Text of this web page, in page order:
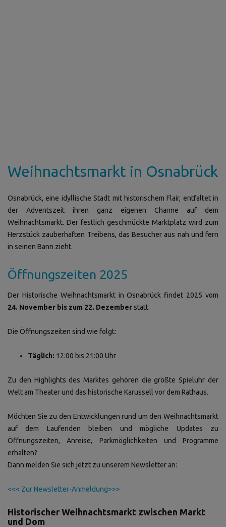
Weihnachtsmarkt in Osnabrück
Osnabrück, eine idyllische Stadt mit historischem Flair, entfaltet in
der Adventszeit ihren ganz eigenen Charme auf dem
Weihnachtsmarkt. Der festlich geschmückte Marktplatz wird zum
Herzstück zauberhaften Treibens, das Besucher aus nah und fern
in seinen Bann zieht.
Öffnungszeiten 2025
Der Historische Weihnachtsmarkt in Osnabrück findet 2025 vom
24. November bis zum 22. Dezember statt.
Die Öffnungszeiten sind wie folgt:
Täglich: 12:00 bis 21:00 Uhr
Zu den Highlights des Marktes gehören die größte Spieluhr der
Welt am Theater und das historische Karussell vor dem Rathaus.
Möchten Sie zu den Entwicklungen rund um den Weihnachtsmarkt
auf dem Laufenden bleiben und mögliche Updates zu
Öffnungszeiten, Anreise, Parkmöglichkeiten und Programme
erhalten?
Dann melden Sie sich jetzt zu unserem Newsletter an:
<<< Zur Newsletter-Anmeldung>>>
Historischer Weihnachtsmarkt zwischen Markt
und Dom